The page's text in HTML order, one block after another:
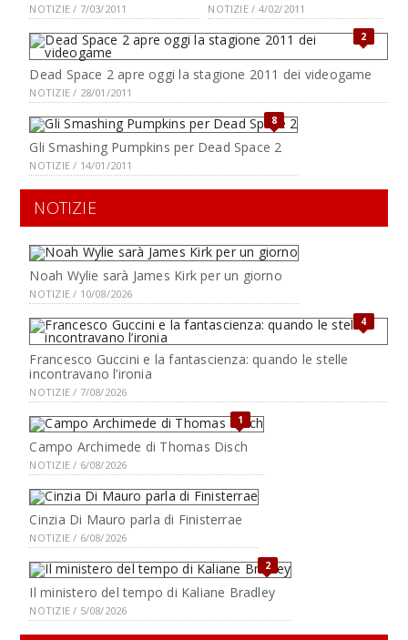
NOTIZIE / 7/03/2011 NOTIZIE / 4/02/2011
2
Dead Space 2 apre oggi la stagione 2011 dei videogame
NOTIZIE / 28/01/2011
8
Gli Smashing Pumpkins per Dead Space 2
NOTIZIE / 14/01/2011
NOTIZIE
Noah Wylie sarà James Kirk per un giorno
NOTIZIE / 10/08/2026
4
Francesco Guccini e la fantascienza: quando le stelle
incontravano l’ironia
NOTIZIE / 7/08/2026
1
Campo Archimede di Thomas Disch
NOTIZIE / 6/08/2026
Cinzia Di Mauro parla di Finisterrae
NOTIZIE / 6/08/2026
2
Il ministero del tempo di Kaliane Bradley
NOTIZIE / 5/08/2026